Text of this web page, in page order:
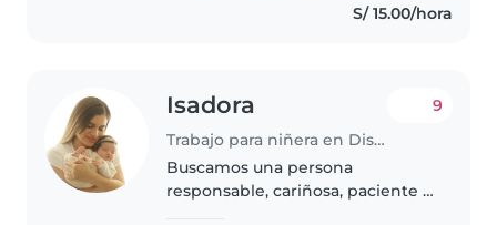
S/ 15.00/hora
Isadora
Trabajo para niñera en Distrito de Miraflores
9
Buscamos una persona
responsable, cariñosa, paciente y